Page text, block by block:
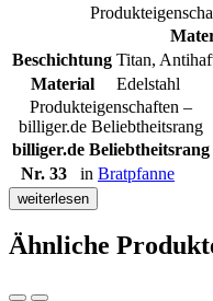
Beschichtung Titan,
Material
Edelstahl
Produkteigenschaften –
billiger.de Beliebtheitsrang
billiger.de Beliebtheitsrang
Nr. 33
in Bratpfanne
weiterlesen
Ähnliche